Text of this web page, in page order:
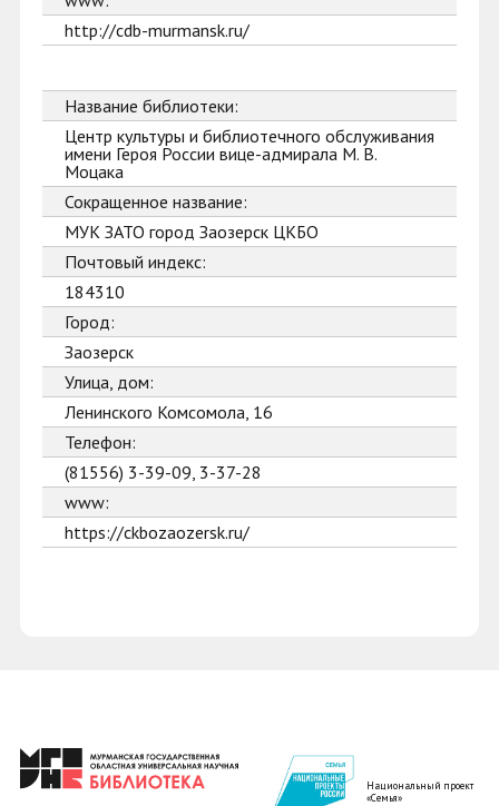
http://cdb-murmansk.ru/
Название библиотеки:
Центр культуры и библиотечного обслуживания
имени Героя России вице-адмирала М. В.
Моцака
Сокращенное название:
МУК ЗАТО город Заозерск ЦКБО
Почтовый индекс:
184310
Город:
Заозерск
Улица, дом:
Ленинского Комсомола, 16
Телефон:
(81556) 3-39-09, 3-37-28
www:
https://ckbozaozersk.ru/
Национальный проект
«Семья»